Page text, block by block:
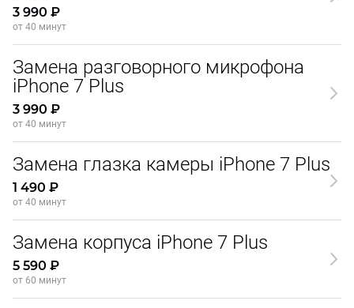
3 990 ₽
от 40 минут
Замена разговорного микрофона
iPhone 7 Plus
3 990 ₽
от 40 минут
Замена глазка камеры iPhone 7 Plus
1 490 ₽
от 40 минут
Замена корпуса iPhone 7 Plus
5 590 ₽
от 60 минут